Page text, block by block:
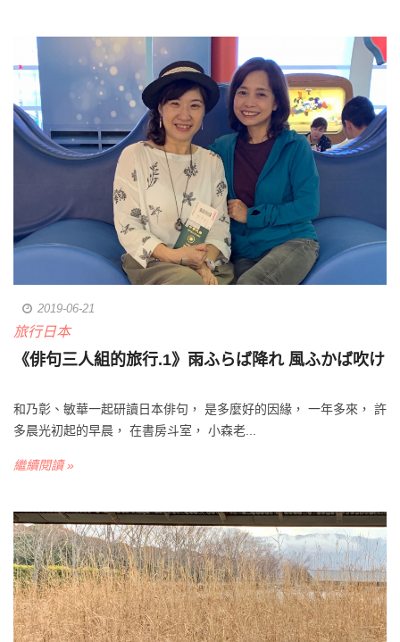
2019-06-21
旅行日本
《俳句三人組的旅行.1》雨ふらば降れ 風ふかば吹け
和乃彰、敏華一起研讀日本俳句， 是多麼好的因緣， 一年多來， 許
多晨光初起的早晨， 在書房斗室， 小森老...
繼續閱讀 »